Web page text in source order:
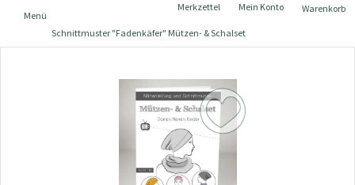
Warenkorb
Merkzettel Mein Konto
Menü
Schnittmuster "Fadenkäfer" Mützen- & Schalset